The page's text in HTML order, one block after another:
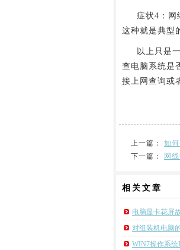
症状4：网络
这种就是典型
以上只是一
查电脑系统是
接上网查询或
上一篇： 如
下一篇：
网
相关 文章
电脑显卡花屏
对组装机电脑
WIN7操作系统